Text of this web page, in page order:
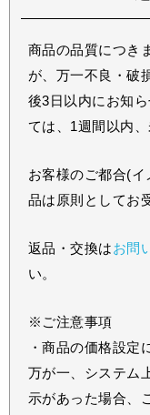
商品の品質につき
が、万一不良・破
後3日以内にお知
ては、1週間以内
お客様のご都合(
品は原則としてお
返品・交換はお問
い。
※ご注意事項
・商品の価格設定
万が一、システム
示があった場合、